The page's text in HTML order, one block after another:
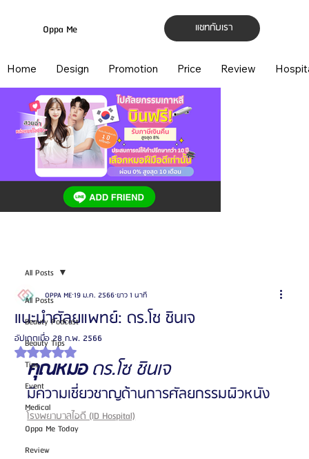
แชทกับเรา
Oppa Me
Home Design Promotion Price Review
All Posts
Beauty Podcast
Beauty Tips
Tips
Event
Medical
Oppa Me Today
Review
All Posts
แนะนำศัลยแพทย์: ดร.โช ชินเจ
OPPA ME19 ม.ค. 2566ยาว 1 นาที
อัปเดตเมื่อ28 ก.พ. 2566
ได้รับ NaN เต็ม 5 ดาว
คุณหมอ ดร.โซ ชินเจ
มีความเชี่ยวชาญด้านการศัลยกรรมผิวหนัง
โรงพยาบาลไอดี (ID Hospital)